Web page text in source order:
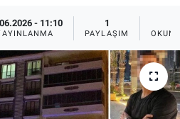
- 11:10 1
PAYLAŞIM